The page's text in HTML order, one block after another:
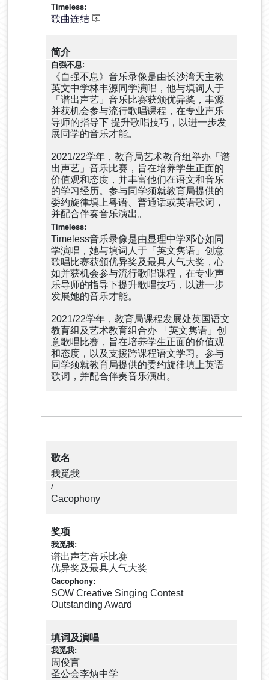
歌曲连结
简介
《自强不息》音乐录像是由长沙湾天主教
英文中学林丰源同学演唱，他与填词人于
「谱出声艺」音乐比赛获颁优异奖，丰源
并获机会参与流行歌唱课程，在专业声乐
导师的指导下 提升歌唱技巧，以进一步发
展同学的音乐才能。
2021/22学年，教育局艺术教育组举办「谱
出声艺」音乐比赛，旨在培养学生正面的
价值观和态度，并丰富他们在语文和音乐
的学习经历。参与同学须就教育局提供的
委约旋律填上粤语、普通话或英语歌词，
并配合伴奏音乐演出。
Timeless音乐录像是由显理中学邓心如同
学演唱，她与填词人于「英文隽语」创意
歌唱比赛获颁优异奖及最具人气大奖，心
如并获机会参与流行歌唱课程，在专业声
乐导师的指导下提升歌唱技巧，以进一步
发展她的音乐才能。
2021/22学年，教育局课程发展处英国语文
教育组及艺术教育组合办 「英文隽语」创
意歌唱比赛，旨在培养学生正面的价值观
和态度，以及支援跨课程语文学习。参与
同学须就教育局提供的委约旋律填上英语
歌词，并配合伴奏音乐演出。
歌名
我觅我
Cacophony
奖项
谱出声艺音乐比赛
优异奖及最具人气大奖
SOW Creative Singing Contest
Outstanding Award
填词及演唱
周俊言
圣公会李炳中学